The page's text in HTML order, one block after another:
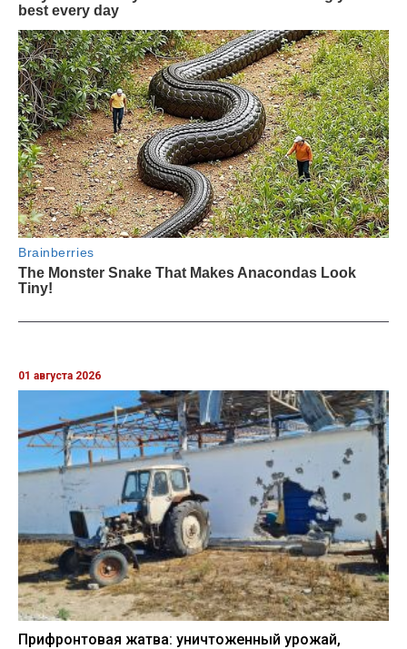
01 августа 2026
Прифронтовая жатва: уничтоженный урожай,